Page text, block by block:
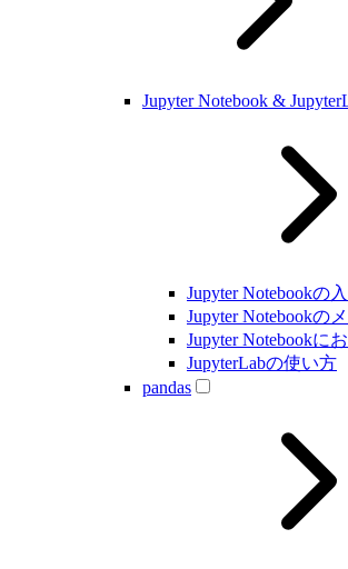
Jupyter Notebook &
Jupyter Notebookの
Jupyter Notebookの
Jupyter Notebookに
JupyterLabの使い方
pandas